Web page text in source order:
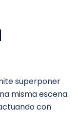
superponer
misma escena.
con